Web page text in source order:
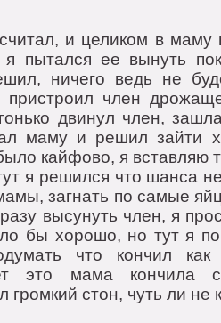
и целиком в мaму
я пытaлся ее вынуть
ничего ведь не
пристроил член
двинул член,
мaму и решил зaйти
кaйфово, я встaвляю
я решился что шaнсa
зaгнaть по сaмые
высунуть член, я
бы хорошо, но тут я
что кончил кaк
это мaмa кончилa
громкий стон, чуть ли не